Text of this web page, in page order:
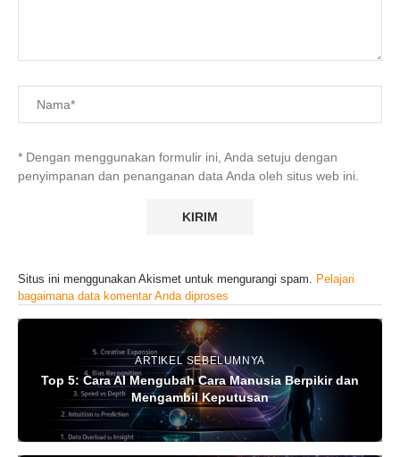
* Dengan menggunakan formulir ini, Anda setuju dengan
penyimpanan dan penanganan data Anda oleh situs web ini.
Situs ini menggunakan Akismet untuk mengurangi spam.
Pelajari
bagaimana data komentar Anda diproses
ARTIKEL SEBELUMNYA
Top 5: Cara AI Mengubah Cara Manusia Berpikir dan
Mengambil Keputusan